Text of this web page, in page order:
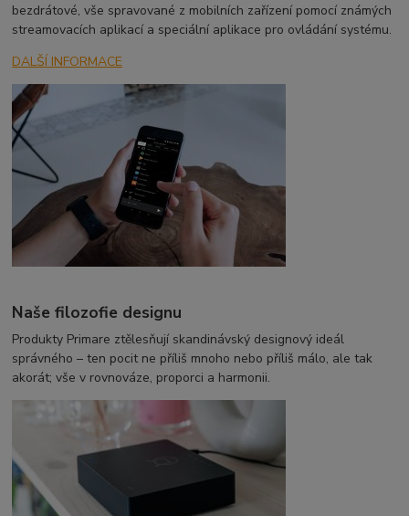
bezdrátové, vše spravované z mobilních zařízení pomocí známých
streamovacích aplikací a speciální aplikace pro ovládání systému.
DALŠÍ INFORMACE
Naše filozofie designu
Produkty Primare ztělesňují skandinávský designový ideál
správného – ten pocit ne příliš mnoho nebo příliš málo, ale tak
akorát;vše v rovnováze, proporci a harmonii.